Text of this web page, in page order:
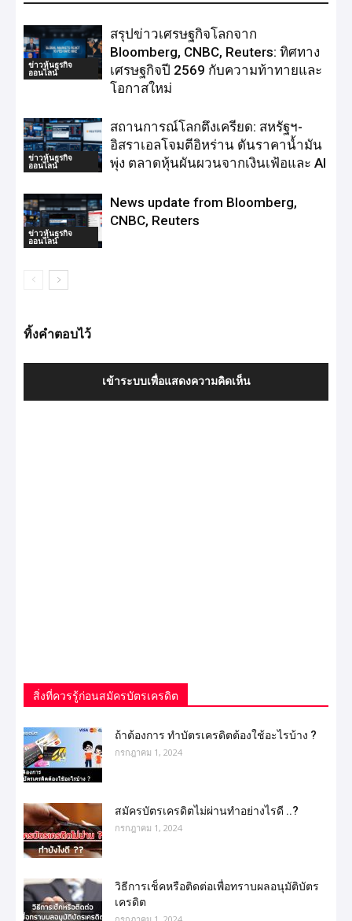
ข่าวหุ้นธุรกิจ
ออนไลน์
สรุปข่าวเศรษฐกิจโลกจาก
Bloomberg, CNBC, Reuters: ทิศทาง
เศรษฐกิจปี 2569 กับความท้าทายและ
โอกาสใหม่
ข่าวหุ้นธุรกิจ
ออนไลน์
สถานการณ์โลกตึงเครียด: สหรัฐฯ-
อิสราเอลโจมตีอิหร่าน ดันราคาน้ำมัน
พุ่ง ตลาดหุ้นผันผวนจากเงินเฟ้อและ AI
ข่าวหุ้นธุรกิจ
ออนไลน์
News update from Bloomberg,
CNBC, Reuters
ทิ้งคำตอบไว้
เข้าระบบเพื่อแสดงความคิดเห็น
สิ่งที่ควรรู้ก่อนสมัครบัตรเครดิต
ถ้าต้องการ ทําบัตรเครดิตต้องใช้อะไรบ้าง ?
กรกฎาคม 1, 2024
สมัครบัตรเครดิตไม่ผ่านทำอย่างไรดี ..?
กรกฎาคม 1, 2024
วิธีการเช็คหรือติดต่อเพื่อทราบผลอนุมัติบัตร
เครดิต